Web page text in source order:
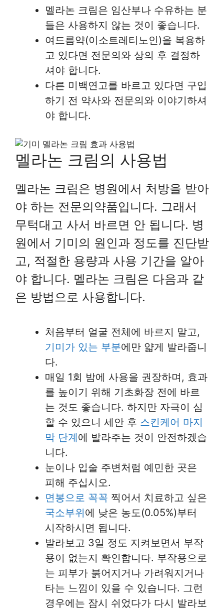
멜라논 크림은 임산부나 수유하는 분
들은 사용하지 않는 것이 좋습니다.
여드름약(이소트레티노인)을 복용하
고 있다면 전문의와 상의 후 결정하
셔야 합니다.
다른 미백연고를 바르고 있다면 구입
하기 전 약사와 전문의와 이야기하셔
야 합니다.
멜라논 크림의 사용법
멜라논 크림은 병원에서 처방을 받아
야 하는 전문의약품입니다. 그래서
무턱대고 사서 바르면 안 됩니다. 병
원에서 기미의 원인과 정도를 진단받
고, 적절한 용량과 사용 기간을 알아
야 합니다. 멜라논 크림은 다음과 같
은 방법으로 사용합니다.
처음부터 얼굴 전체에 바르지 말고,
기미가 있는 부분에만 얇게 발라줍니
다.
매일 1회 밤에 사용을 권장하며, 효과
를 높이기 위해 기초화장 전에 바르
는 것도 좋습니다. 하지만 자극이 심
할 수 있으니 세안 후 스킨케어 마지
막 단계에 발라주는 것이 안전하겠습
니다.
눈이나 입술 주변처럼 예민한 곳은
피해 주십시오.
면봉으로 꼭꼭 찍어서 치료하고 싶은
국소부위에 낮은 농도(0.05%)부터
시작하시면 됩니다.
발라보고 3일 정도 지켜보면서 부작
용이 없는지 확인합니다. 부작용으로
는 피부가 붉어지거나 가려워지거나
타는 느낌이 있을 수 있습니다. 그런
경우에는 잠시 쉬었다가 다시 발라보